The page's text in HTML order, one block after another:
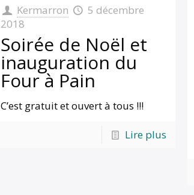
Kermarron
5 décembre
2018
Soirée de Noël et
inauguration du
Four à Pain
C’est gratuit et ouvert à tous !!!
Lire plus